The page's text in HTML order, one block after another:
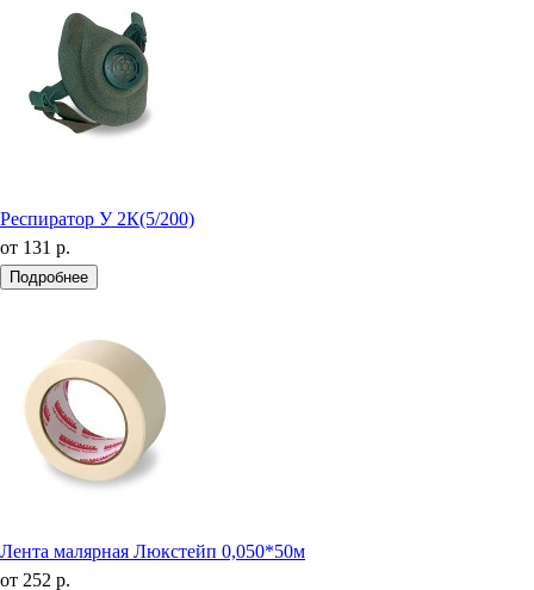
Респиратор У 2К(5/200)
от 131 р.
Подробнее
Лента малярная Люкстейп 0,050*50м
от 252 р.